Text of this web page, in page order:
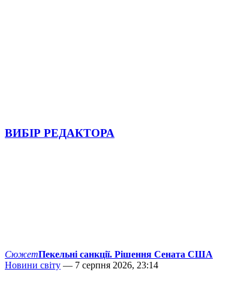
ВИБІР РЕДАКТОРА
СюжетПекельні санкції. Рішення Сената США
Новини світу — 7 серпня 2026, 23:14